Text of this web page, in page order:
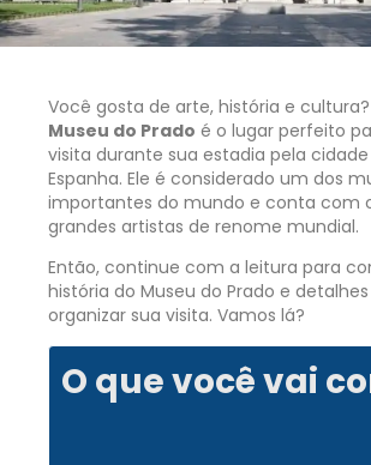
Você gosta de arte, história e cultura?
Museu do Prado é o lugar perfeito
visita durante sua estadia pela cidade
Espanha. Ele é considerado um dos
importantes do mundo e conta com
grandes artistas de renome mundial.
Então, continue com a leitura para
história do Museu do Prado e
organizar sua visita. Vamos lá?
O que você vai